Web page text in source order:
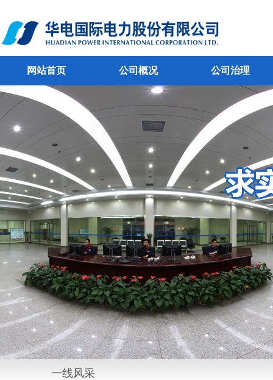
网站首页 公司概况 公司治理
一线风采